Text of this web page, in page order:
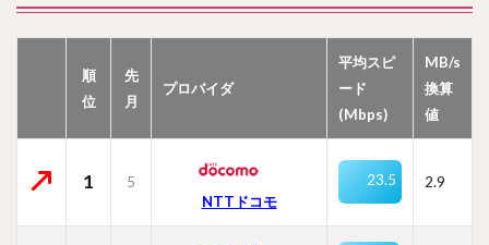
順
位
先
月
プロバイダ
平均スピ
ード
(Mbps)
MB/s
換算
値
1
5
NTTドコモ
23.5 2.9